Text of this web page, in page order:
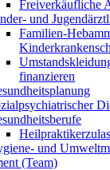
Freiverkäufliche
und
Familien-
finanzieren
und
(Team)